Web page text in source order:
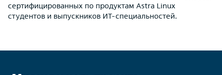
сертифицированных по продуктам Astra Linux
студентов и выпускников ИТ-специальностей.